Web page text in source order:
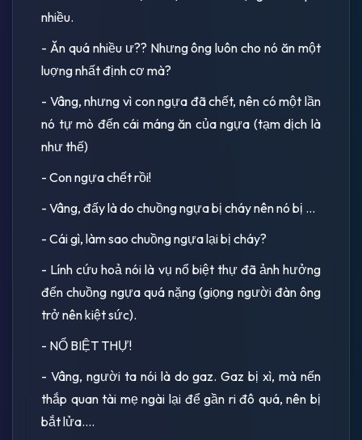
nhiều.
- Ăn quá nhiều ư?? Nhưng ông luôn cho nó ăn một
luợng nhất định cơ mà?
- Vâng, nhưng vì con ngựa đã chết, nên có một lần
nó tự mò đến cái máng ăn của ngựa (tạm dịch là
như thế)
- Con ngựa chết rồi!
- Vâng, đấy là do chuồng ngựa bị cháy nên nó bị ...
- Cái gì, làm sao chuồng ngựa lại bị cháy?
- Lính cứu hoả nói là vụ nổ biệt thự đã ảnh hưởng
đến chuồng ngựa quá nặng (giọng người đàn ông
trở nên kiệt sức).
- NỔ BIỆT THỰ!
- Vâng, người ta nói là do gaz. Gaz bị xì, mà nến
thắp quan tài mẹ ngài lại để gần ri đô quá, nên bị
bắt lửa....